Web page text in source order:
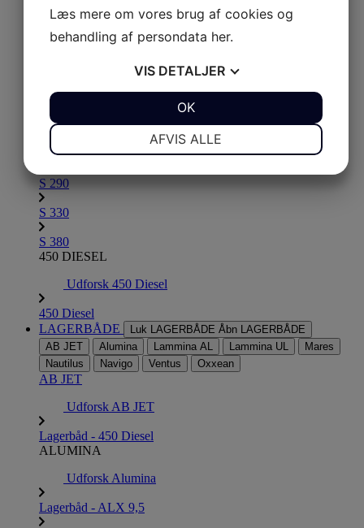
XP 350
SERIE S
Udforsk Serie S
S 290
S 330
S 380
450 DIESEL
Udforsk 450 Diesel
450 Diesel
LAGERBÅDE
Luk LAGERBÅDE Åbn LAGERBÅDE
AB JET
Alumina Lammina AL Lammina UL
Mares
Nautilus
Navigo Ventus Oxxean
AB JET
Udforsk AB JET
Lagerbåd - 450 Diesel
ALUMINA
Udforsk Alumina
Lagerbåd - ALX 9,5
Læs mere om vores brug af cookies og
behandling af persondata her.
VIS DETALJER
AFVIS ALLE
OK